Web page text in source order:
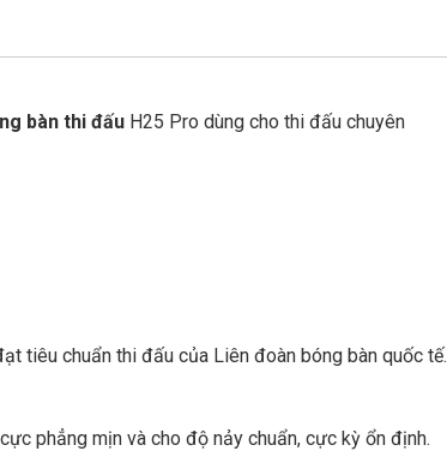
bàn thi đấu H25 Pro dùng cho thi đấu chuyên
tiêu chuẩn thi đấu của Liên đoàn bóng bàn quốc tế.
phẳng mịn và cho độ nảy chuẩn, cực kỳ ổn định.